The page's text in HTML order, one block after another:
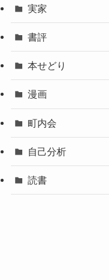
実家
書評
本せどり
漫画
町内会
自己分析
読書